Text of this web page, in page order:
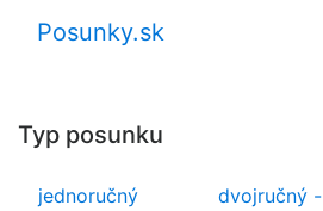
Posunky.sk
Typ posunku
jednoručný
dvojručný -